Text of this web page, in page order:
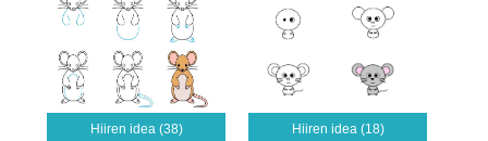
Hiiren idea (38) Hiiren idea (18)